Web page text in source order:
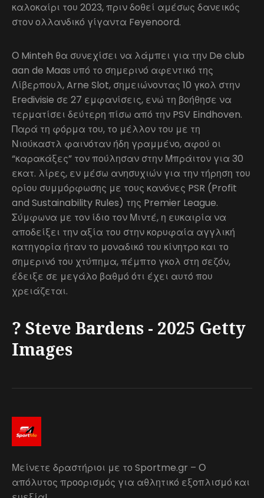
καλοκαίρι του 2023, πριν δοθεί αμέσως δανεικός
στον ολλανδικό γίγαντα Feyenoord.
Ο Minteh θα συνεχίσει να λάμπει για την De club
aan de Maas υπό το σημερινό αφεντικό της
Λίβερπουλ, Arne Slot, σημειώνοντας 10 γκολ στην
Eredivisie σε 27 εμφανίσεις, ενώ τη βοήθησε να
τερματίσει δεύτερη πίσω από την PSV Eindhoven.
Παρά τη φόρμα του, το μέλλον του με τη
Νιούκαστλ φαινόταν ήδη γραμμένο, αφού οι
“καρακάξες” τον πούλησαν στην Μπράιτον για 30
εκατ. λίρες, εν μέσω ανησυχιών για την τήρηση του
ορίου συμμόρφωσης με τους κανόνες PSR (Profit
and Sustainability Rules) της Premier League.
Σύμφωνα με τον ίδιο τον Μιντέ, η ευκαιρία να
αποδείξει την αξία του στην κορυφαία αγγλική
κατηγορία ήταν το μοναδικό του κίνητρο και το
σημερινό του χτύπημα, πέμπτο γκολ στη σεζόν,
έδειξε σε μεγάλο βαθμό ότι έχει αυτό που
χρειάζεται.
? Steve Bardens - 2025 Getty
Images
Μείνετε δραστήριοι με το Sportme.gr – Ο
απόλυτος προορισμός για αθλητικό εξοπλισμό και